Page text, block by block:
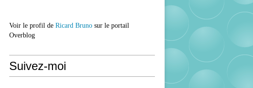
Voir le profil de Ricard Bruno sur le portail
Overblog
Suivez-moi